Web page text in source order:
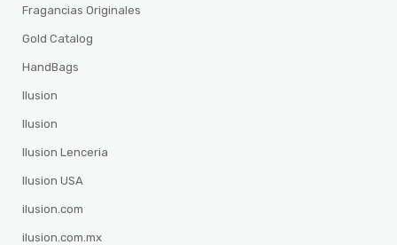
Fragancias Originales
Gold Catalog
HandBags
Ilusion
Ilusion
Ilusion Lenceria
Ilusion USA
ilusion.com
ilusion.com.mx